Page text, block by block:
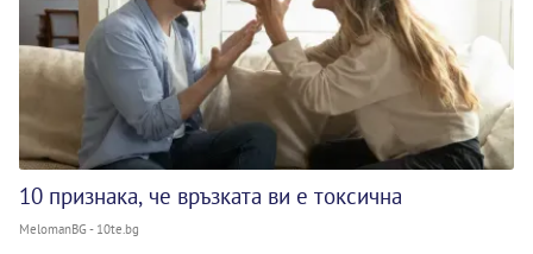
10 признака, че връзката ви е токсична
MelomanBG - 10te.bg